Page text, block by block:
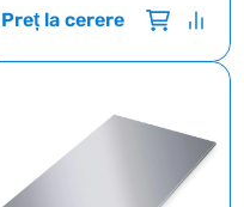
Preț la cerere